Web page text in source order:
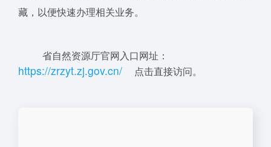
藏，以便快速办理相关业务。
省自然资源厅官网入口网址：
https://zrzyt.zj.gov.cn/ 点击直接访问。